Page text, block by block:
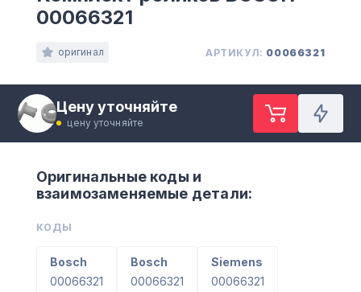
00066321
оригинал АРТИКУЛ: 00066321
Цену уточняйте
цену уточняйте
Оригинальные коды и
взаимозаменяемые детали:
КОДЫ
Bosch
00066321
Bosch
00066321
Siemens
00066321